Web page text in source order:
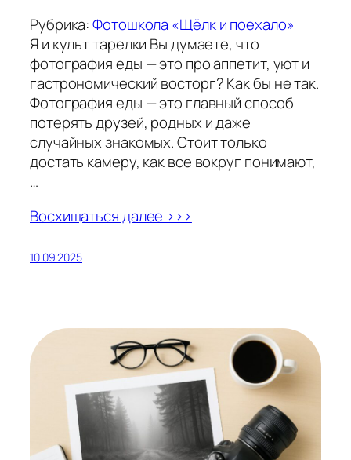
Рубрика:Фотошкола «Щёлк и поехало»
Я и культ тарелки Вы думаете, что
фотография еды — это про аппетит, уют и
гастрономический восторг? Как бы не так.
Фотография еды — это главный способ
потерять друзей, родных и даже
случайных знакомых. Стоит только
достать камеру, как все вокруг понимают,
…
Восхищаться далее >>>
10.09.2025